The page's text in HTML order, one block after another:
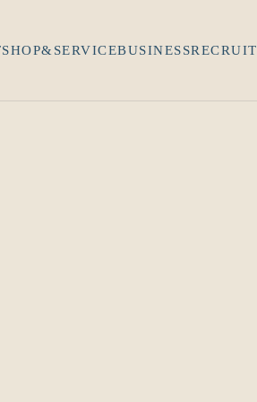
SHOP&SERVICEBUSINESSRECRUIT